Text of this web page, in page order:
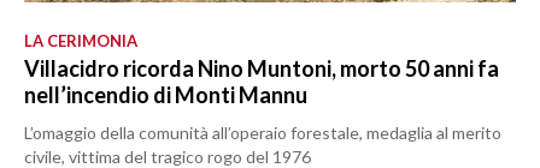
LA CERIMONIA
Villacidro ricorda Nino Muntoni, morto 50 anni fa
nell’incendio di Monti Mannu
L’omaggio della comunità all’operaio forestale, medaglia al merito
civile, vittima del tragico rogo del 1976